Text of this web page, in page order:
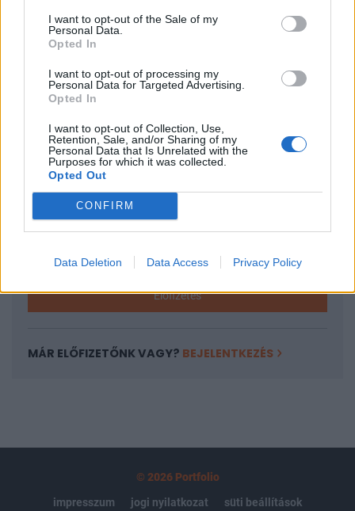
I want to opt-out of the Sale of my
Personal Data.
Opted In
I want to opt-out of processing my
Personal Data for Targeted Advertising.
Opted In
I want to opt-out of Collection, Use,
Retention, Sale, and/or Sharing of my
Personal Data that Is Unrelated with the
Purposes for which it was collected.
Opted Out
CONFIRM
Data Deletion Data Access Privacy Policy
találkozunk!Információ és jelentkezésAz elmúlt 14
hónapban közel kétszáz konkrét...
KEDVES OLVASÓNK!
A keresett cikk a portfolio.hu hírarchívumához
tartozik, melynek olvasása előfizetéses
regisztrációhoz kötött.
Az előfizetés a következőket tartalmazza:
Portfolio.hu teljes cikkarchívum
Kötéslisták: BÉT elmúlt 2 év napon belüli
kötéslistái
Előfizetés
MÁR ELŐFIZETŐNK VAGY? BEJELENTKEZÉS
© 2026 Portfolio
impresszum
jogi nyilatkozat süti beállítások